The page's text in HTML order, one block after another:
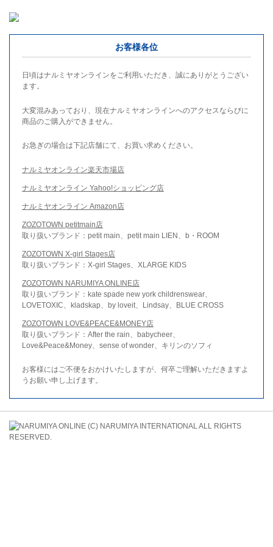
お客様各位
日頃はナルミヤオンラインをご利用いただき、誠にありがとうござい
ます。
大変混みあっており、現在ナルミヤオンラインへのアクセスならびに
商品のご購入ができません。
お急ぎの場合は下記店舗にて、お買い求めください。
ナルミヤオンライン楽天市場店
ナルミヤオンライン Yahoo!ショッピング店
ナルミヤオンライン Amazon店
ZOZOTOWN petitmain店
取り扱いブランド：petit main、petit main LIEN、b・ROOM
ZOZOTOWN X-girl Stages店
取り扱いブランド：X-girl Stages、XLARGE KIDS
ZOZOTOWN NARUMIYA ONLINE店
取り扱いブランド：kate spade new york childrenswear、
LOVETOXIC、kladskap、by loveit、Lindsay、BLUE CROSS
ZOZOTOWN LOVE&PEACE&MONEY店
取り扱いブランド：After the rain、babycheer、
Love&Peace&Money、sense of wonder、キリンのソフィ
お客様にはご不便をおかけいたしますが、何卒ご理解いただきますよ
うお願い申し上げます。